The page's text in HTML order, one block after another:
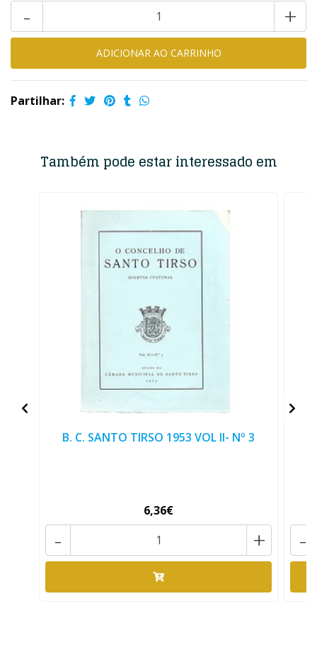
+
-
Partilhar:
Também pode estar interessado em
B. C. SANTO TIRSO 1953 VOL II- Nº 3
6,36€
+
- -